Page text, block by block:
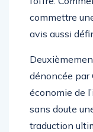
commettre
avis aussi
dénoncée par
économie de
sans doute
traduction